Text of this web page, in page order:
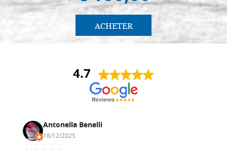
ACHETER
4.7
Antonella Benelli
18/12/2025